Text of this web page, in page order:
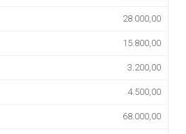
28.000,00
15.800,00
3.200,00
4.500,00
68.000,00